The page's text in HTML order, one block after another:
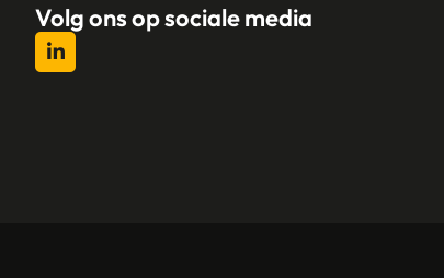
Volg ons op sociale media